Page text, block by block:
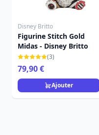
Disney Britto
Figurine Stitch Gold
Midas - Disney Britto
(3)
79,90 €
Ajouter